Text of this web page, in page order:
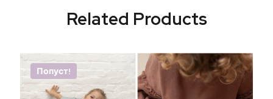
Related Products
Попуст!